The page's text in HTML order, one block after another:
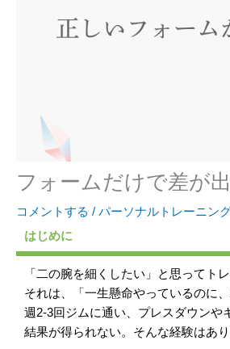
フォームだけで差が
コメントする / パーソナルトレーニン
はじめに
「二の腕を細くしたい」と思ってト
それは、「一生懸命やっているのに
週2-3回ジムに通い、プレスダウンや
結果が得られない。そんな経験はあ